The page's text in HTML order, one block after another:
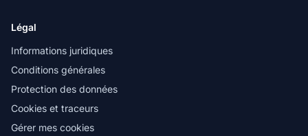
Légal
Informations juridiques
Conditions générales
Protection des données
Cookies et traceurs
Gérer mes cookies